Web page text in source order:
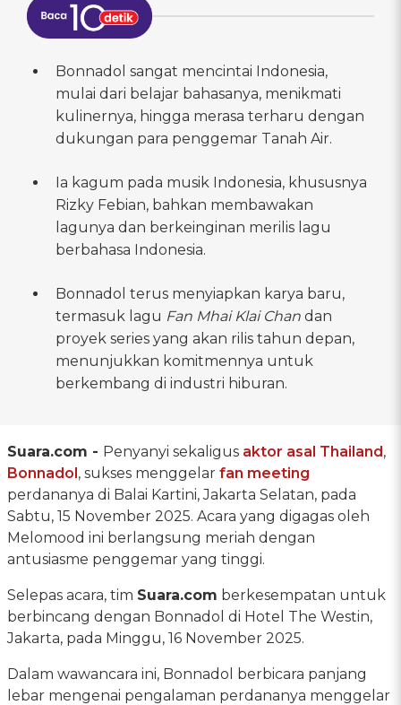
Bonnadol sangat mencintai Indonesia,
mulai dari belajar bahasanya, menikmati
kulinernya, hingga merasa terharu dengan
dukungan para penggemar Tanah Air.
Ia kagum pada musik Indonesia, khususnya
Rizky Febian, bahkan membawakan
lagunya dan berkeinginan merilis lagu
berbahasa Indonesia.
Bonnadol terus menyiapkan karya baru,
termasuk lagu Fan Mhai Klai Chan dan
proyek series yang akan rilis tahun depan,
menunjukkan komitmennya untuk
berkembang di industri hiburan.
Suara.com - Penyanyi sekaligus aktor asal Thailand,
Bonnadol, sukses menggelar fan meeting
perdananya di Balai Kartini, Jakarta Selatan, pada
Sabtu, 15 November 2025. Acara yang digagas oleh
Melomood ini berlangsung meriah dengan
antusiasme penggemar yang tinggi.
Selepas acara, tim Suara.com berkesempatan untuk
berbincang dengan Bonnadol di Hotel The Westin,
Jakarta, pada Minggu, 16 November 2025.
Dalam wawancara ini, Bonnadol berbicara panjang
lebar mengenai pengalaman perdananya menggelar